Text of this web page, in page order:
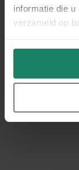
informatie die
verzameld op